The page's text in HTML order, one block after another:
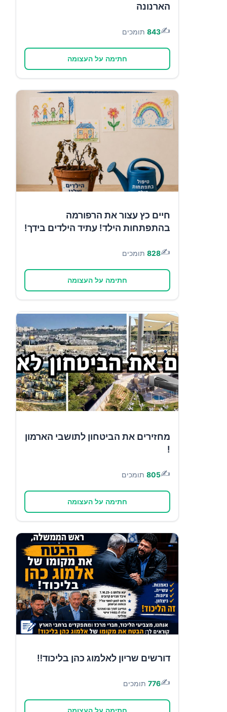
הארנונה
✍️
843 תומכים
חתימה על העצומה
חיים כץ עצור את הרפורמה
בהתפתחות הילד! עתיד הילדים בידך!
✍️
828 תומכים
חתימה על העצומה
מחזירים את הביטחון לתושבי הארמון
!
✍️
805 תומכים
חתימה על העצומה
דורשים שריון לאלמוג כהן בליכוד‼️
✍️
776 תומכים